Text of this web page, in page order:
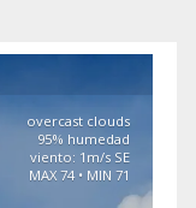
overcast clouds
95% humedad
viento: 1m/s SE
MAX 74 • MIN 71